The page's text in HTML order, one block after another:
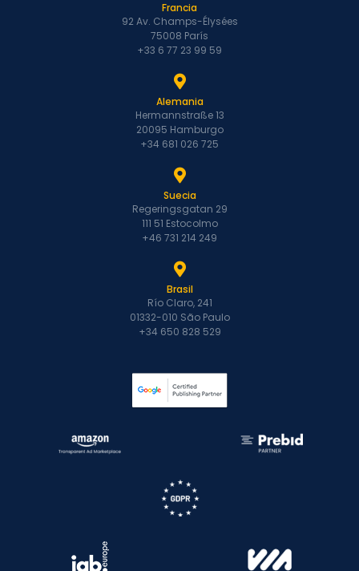
Francia
92 Av. Champs-Élysées
75008 París
+33 6 77 23 99 59
Alemania
Hermannstraße 13
20095 Hamburgo
+34 681 026 725
Suecia
Regeringsgatan 29
111 51 Estocolmo
+46 731 214 249
Brasil
Río Claro, 241
01332-010 São Paulo
+34 650 828 529